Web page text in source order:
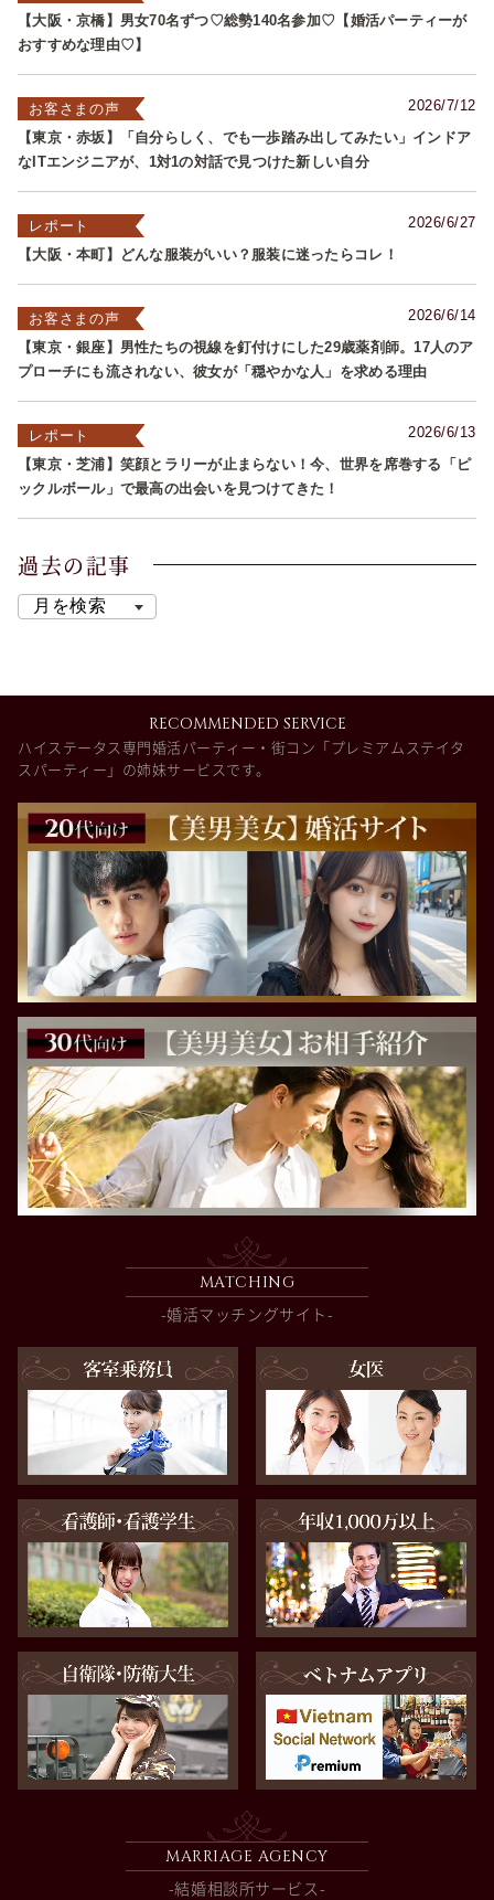
【大阪・京橋】男女70名ずつ♡総勢140名参加♡【婚活パーティーが
おすすめな理由♡】
2026/7/12
お客さまの声
【東京・赤坂】「自分らしく、でも一歩踏み出してみたい」インドア
なITエンジニアが、1対1の対話で見つけた新しい自分
2026/6/27
レポート
【大阪・本町】どんな服装がいい？服装に迷ったらコレ！
2026/6/14
お客さまの声
【東京・銀座】男性たちの視線を釘付けにした29歳薬剤師。17人のア
プローチにも流されない、彼女が「穏やかな人」を求める理由
2026/6/13
レポート
【東京・芝浦】笑顔とラリーが止まらない！今、世界を席巻する「ピ
ックルボール」で最高の出会いを見つけてきた！
過去の記事
RECOMMENDED SERVICE
ハイステータス専門婚活パーティー・街コン「プレミアムステイタ
スパーティー」の姉妹サービスです。
MATCHING
-婚活マッチングサイト-
MARRIAGE AGENCY
-結婚相談所サービス-